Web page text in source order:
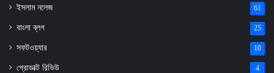
ইসলাম নলেজ 61
বাংলা ব্লগ 25
সফটওয়্যার 10
প্রোডাক্ট রিভিউ 4